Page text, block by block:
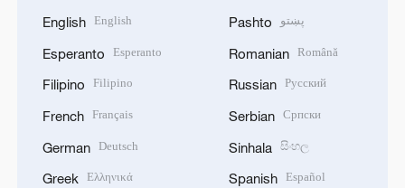
English English
Esperanto Esperanto
Filipino Filipino
French Français
German Deutsch
Greek Ελληνικά
Pashto پښتو
Romanian Română
Russian Русский
Serbian Српски
Sinhala සිංහල
Spanish Español